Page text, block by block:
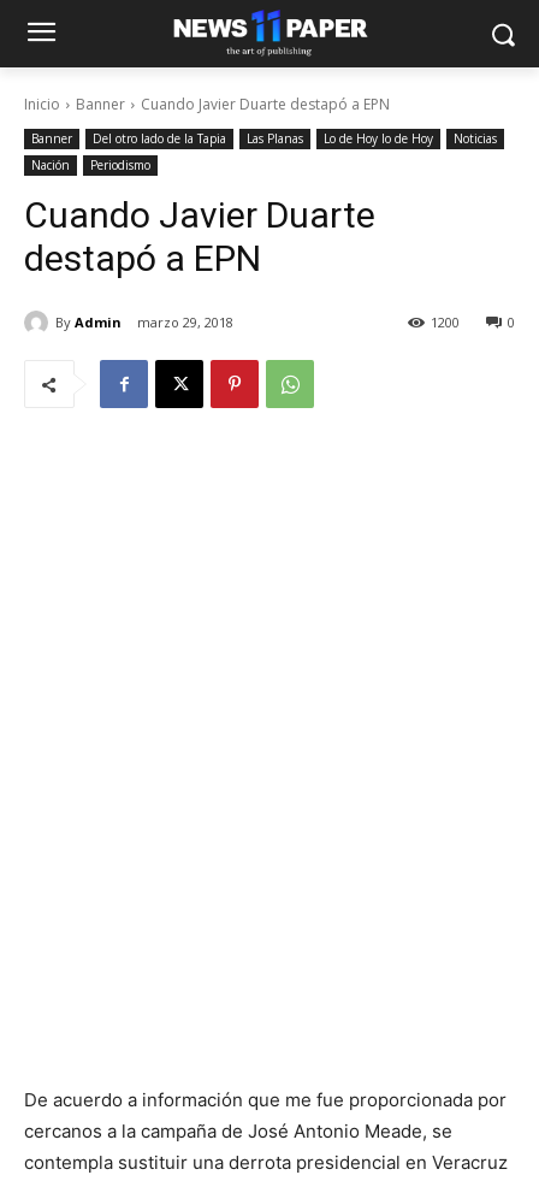
Inicio Banner Cuando Javier Duarte destapó a EPN
Banner Del otro lado de la Tapia Las Planas Lo de Hoy lo de Hoy
Noticias
Nación
Periodismo
Cuando Javier Duarte
destapó a EPN
By Admin marzo 29, 2018 0
1200
De acuerdo a información que me fue proporcionada por
cercanos a la campaña de José Antonio Meade, se
contempla sustituir una derrota presidencial en Veracruz